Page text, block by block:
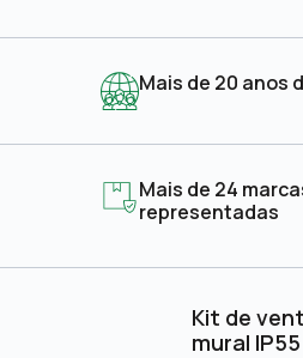
Mais de 20 anos
Mais de 24
representadas
Kit de
mural